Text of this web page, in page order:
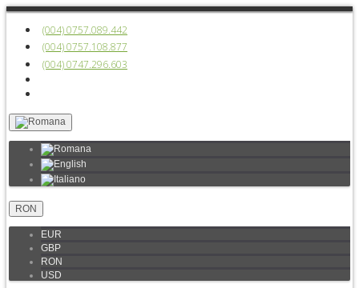
(004) 0757.089.442
(004) 0757.108.877
(004) 0747.296.603
RON
EUR
GBP
RON
USD